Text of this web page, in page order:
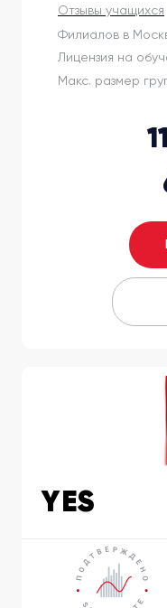
Отзывы учащихся
Филиалов в
Макс. размер
Лицензия на
YES